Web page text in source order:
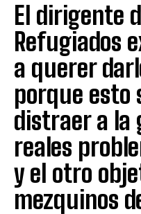
El dirigente
Refugiados
a querer
porque esto
distraer a la
reales
y el otro
mezquinos